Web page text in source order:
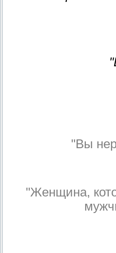
"Вы
"Женщина,